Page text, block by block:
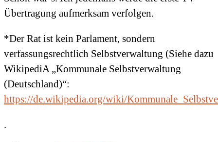
Übertragung aufmerksam verfolgen.
*Der Rat ist kein Parlament, sondern
verfassungsrechtlich Selbstverwaltung (Siehe dazu
WikipediA „Kommunale Selbstverwaltung
(Deutschland)“:
https://de.wikipedia.org/wiki/
.